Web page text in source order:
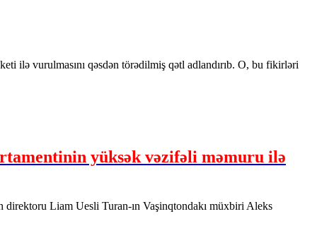
ilə vurulmasını qəsdən törədilmiş qətl adlandırıb. O, bu fikirləri
yüksək vəzifəli məmuru ilə
Liam Uesli Turan-ın Vaşinqtondakı müxbiri Aleks